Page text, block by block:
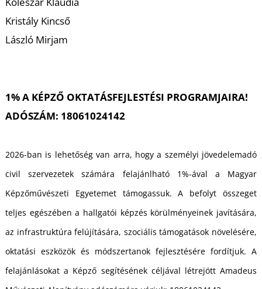
Kristály Kincső
László Mirjam
1% A KÉPZŐ OKTATÁSFEJLESTÉSI PROGRAMJAIRA!
ADÓSZÁM: 18061024142
2026-ban is lehetőség van arra, hogy a személyi jövedelemadó
civil szervezetek számára felajánlható 1%-ával a Magyar
Képzőművészeti Egyetemet támogassuk. A befolyt összeget
teljes egészében a hallgatói képzés körülményeinek javítására,
az infrastruktúra felújítására, szociális támogatások növelésére,
oktatási eszközök és módszertanok fejlesztésére fordítjuk. A
felajánlásokat a Képző segítésének céljával létrejött Amadeus